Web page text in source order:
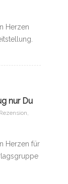
Herzen
nur Du
Herzen für